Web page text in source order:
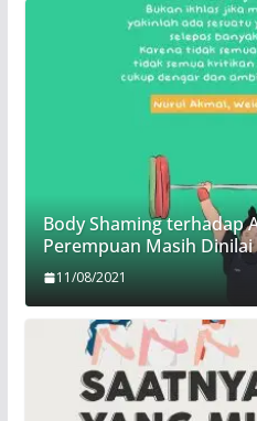
Body Shaming terhadap
Perempuan Masih
11/08/2021